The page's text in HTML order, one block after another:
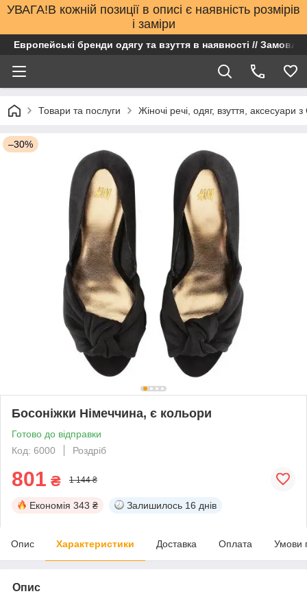
УВАГА!В кожній позиції в описі є наявність розмірів
і заміри
Европейські бренди одягу та взуття в наявності //
Товари та послуги Жіночі речі, одяг, взуття, аксесуари
–30%
Босоніжки Німеччина, є кольори
Готово до відправки
Код: 6000
Роздріб
801 ₴ 1 144 ₴
Економія 343 ₴ Залишилось 16 днів
Опис Характеристики Доставка Оплата Умови
Опис